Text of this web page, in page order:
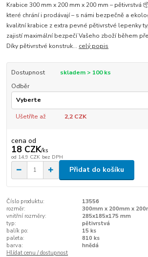
Krabice 300 mm x 200 mm x 200 mm – pětivrstvá
které chrání i prodávají – s námi bezpečně a
kvalitní krabice z extra pevné pětivrstvé lepenky
zajistí maximální bezpečí Vašeho zboží během
Díky pětivrstvé konstruk... celý popis
Dostupnost
skladem > 100 ks
Odběr
Ušetříte až 2,2 CZK
cena od
18 CZK/ks
od 14,9 CZK bez DPH
Přidat do košíku
Číslo produktu:
13556
rozměr:
300mm x 200mm x
vnitřní rozměry:
285x185x175 mm
typ:
pětivrstvá
balík po:
15 ks
paleta:
810 ks
barva:
hnědá
Hlídat cenu / dostupnost